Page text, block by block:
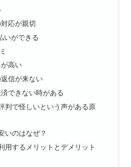
応が親切
いができる
高い
信が来ない
できない時がある
判で怪しいという声がある原
いのはなぜ？
用するメリットとデメリット